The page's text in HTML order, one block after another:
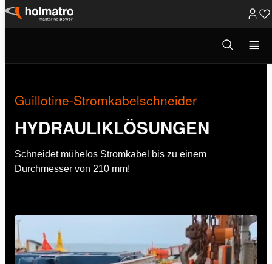
Zum
Suchmodus
öffnen
Guillotine-Stromkabelschneider
HYDRAULIKLÖSUNGEN
Schneidet mühelos Stromkabel bis zu einem
Durchmesser von 210 mm!